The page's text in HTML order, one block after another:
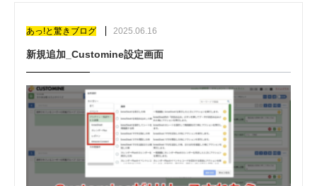
あっ!と驚きブログ 2025.06.16
新規追加_Customine設定画面